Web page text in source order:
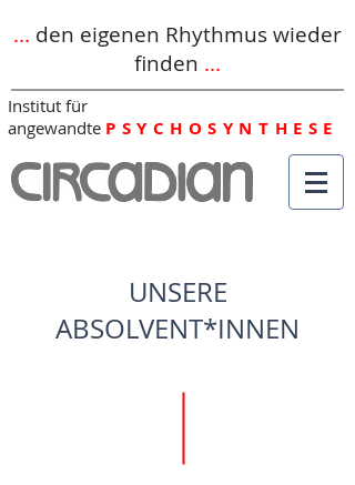
... den eigenen Rhythmus wieder
finden ...
Institut für
angewandte PSYCHOSYNTHESE
UNSERE
ABSOLVENT*INNEN